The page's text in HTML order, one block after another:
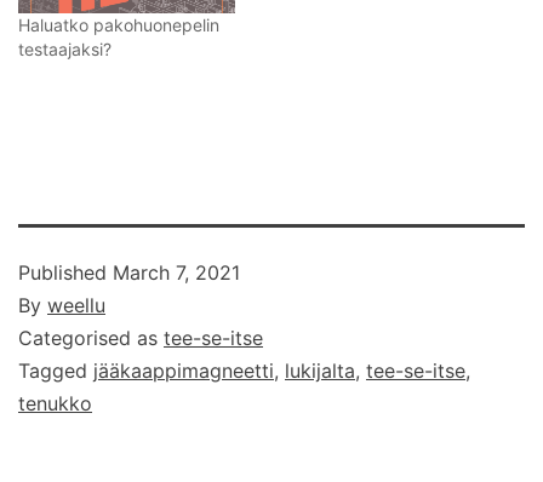
Haluatko pakohuonepelin
testaajaksi?
Published March 7, 2021
By weellu
Categorised as tee-se-itse
Tagged jääkaappimagneetti, lukijalta, tee-se-itse,
tenukko